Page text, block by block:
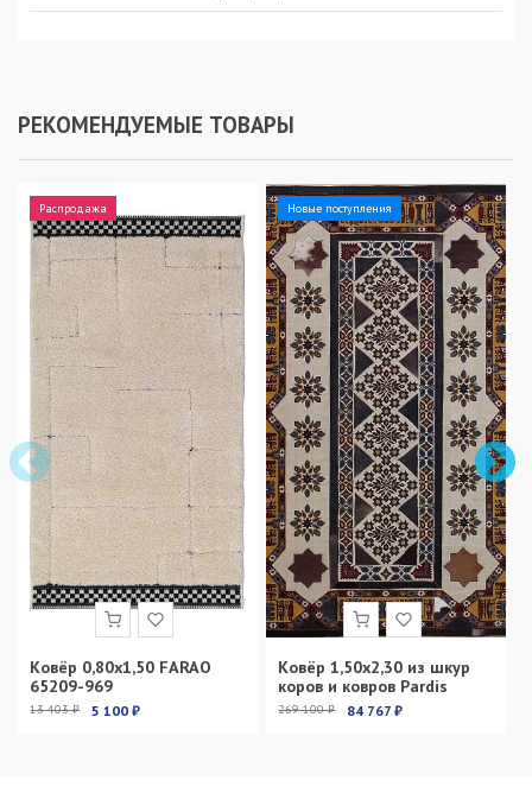
РЕКОМЕНДУЕМЫЕ ТОВАРЫ
Распродажа
Ковёр 0,80х1,50 FARAO
65209-969
13 403 ₽ 5 100 ₽
Новые поступления
Ковёр 1,50х2,30 из шкур
коров и ковров Pardis
269 100 ₽ 84 767 ₽